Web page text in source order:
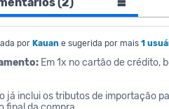
por Kauan e sugerida por mais 1
Em 1x no cartão de crédito,
já inclui os tributos de importação